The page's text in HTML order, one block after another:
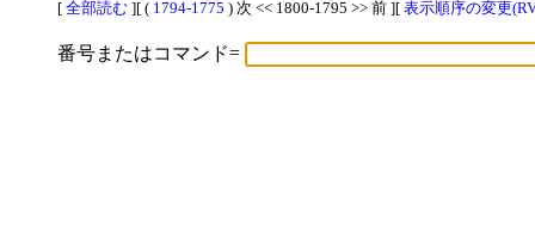
[ 全部読む ][ ( 1794-1775 ) 次 << 1800-1795 >> 前 ][ 表示順序の変更
番号またはコマンド=